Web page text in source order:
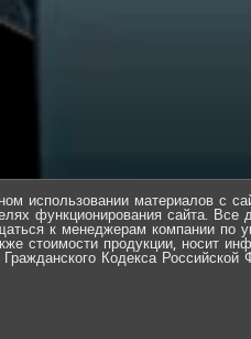
материалов с
функционирования сайта. Все
к менеджерам компании по
стоимости продукции, носит
Кодекса Российской